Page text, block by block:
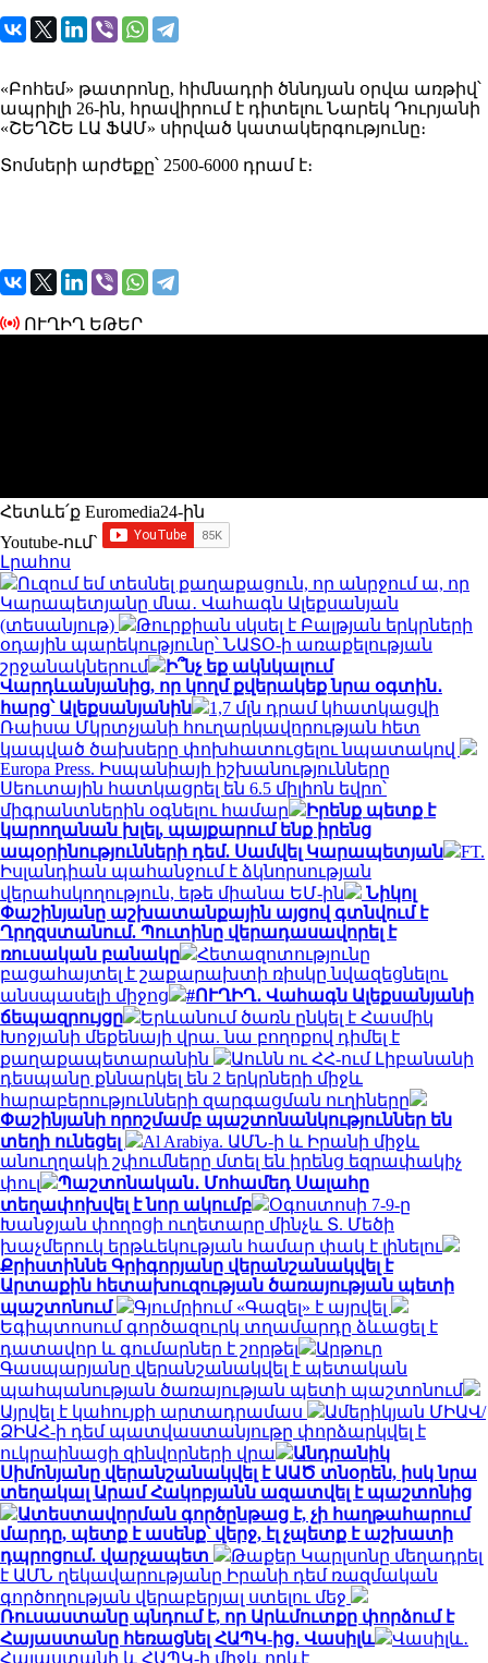
«Բոհեմ» թատրոնը, հիմնադրի ծննդյան օրվա առթիվ՝
ապրիլի 26-ին, հրավիրում է դիտելու Նարեկ Դուրյանի
«ՇԵՂՇԵ ԼԱ ՖԱՄ» սիրված կատակերգությունը։
Տոմսերի արժեքը՝ 2500-6000 դրամ է։
ՈՒՂԻՂ ԵԹԵՐ
Հետևե՛ք Euromedia24-ին
Youtube-ում`
Լրահոս
Ուզում եմ տեսնել քաղաքացուն, որ անրջում ա, որ
Կարապետյանը մնա․ Վահագն Ալեքսանյան
(տեսանյութ)
Թուրքիան սկսել է Բալթյան երկրների
օդային պարեկությունը՝ ՆԱՏՕ-ի առաքելության
շրջանակներում
Ի՞նչ եք ակնկալում
Վարդևանյանից, որ կողմ քվերակեք նրա օգտին․
հարց՝ Ալեքսանյանին
1,7 մլն դրամ կհատկացվի
Ռաիսա Մկրտչյանի հուղարկավորության հետ
կապված ծախսերը փոխհատուցելու նպատակով
Europa Press. Իսպանիայի իշխանությունները
Սեուտային հատկացրել են 6.5 միլիոն եվրո՝
միգրանտներին օգնելու համար
Իրենք պետք է
կարողանան խլել, պայքարում ենք իրենց
ապօրինությունների դեմ. Սամվել Կարապետյան
FT.
Իսլանդիան պահանջում է ձկնորսության
վերահսկողություն, եթե միանա ԵՄ-ին
Նիկոլ
Փաշինյանը աշխատանքային այցով գտնվում է
Ղրղզստանում. Պուտինը վերադասավորել է
ռուսական բանակը
Հետազոտությունը
բացահայտել է շաքարախտի ռիսկը նվազեցնելու
անսպասելի միջոց
#ՈՒՂԻՂ․ Վահագն Ալեքսանյանի
ճեպազրույցը
Երևանում ծառն ընկել է Հասմիկ
Խոջյանի մեքենայի վրա. նա բողոքով դիմել է
քաղաքապետարանին
Աունն ու ՀՀ-ում Լիբանանի
դեսպանը քննարկել են 2 երկրների միջև
հարաբերությունների զարգացման ուղիները
Փաշինյանի որոշմամբ պաշտոնանկություններ են
տեղի ունեցել
Al Arabiya. ԱՄՆ-ի և Իրանի միջև
անուղղակի շփումները մտել են իրենց եզրափակիչ
փուլ
Պաշտոնական․ Մոհամեդ Սալահը
տեղափոխվել է նոր ակումբ
Օգոստոսի 7-9-ը
Խանջյան փողոցի ուղետարը մինչև Տ. Մեծի
խաչմերուկ երթևեկության համար փակ է լինելու
Քրիստիննե Գրիգորյանը վերանշանակվել է
Արտաքին հետախուզության ծառայության պետի
պաշտոնում
Գյումրիում «Գազել» է այրվել
Եգիպտոսում գործազուրկ տղամարդը ձևացել է
դատավոր և գումարներ է շորթել
Արթուր
Գասպարյանը վերանշանակվել է պետական
պահպանության ծառայության պետի պաշտոնում
Այրվել է կահույքի արտադրամաս
Ամերիկյան ՄԻԱՎ/
ՁԻԱՀ-ի դեմ պատվաստանյութը փորձարկվել է
ուկրաինացի զինվորների վրա
Անդրանիկ
Սիմոնյանը վերանշանակվել է ԱԱԾ տնօրեն, իսկ նրա
տեղակալ Արամ Հակոբյանն ազատվել է պաշտոնից
Ատեստավորման գործընթաց է, չի հաղթահարում
մարդը, պետք է ասենք՝ վերջ, էլ չպետք է աշխատի
դպրոցում. վարչապետ
Թաքեր Կարլսոնը մեղադրել
է ԱՄՆ ղեկավարությանը Իրանի դեմ ռազմական
գործողության վերաբերյալ ստելու մեջ
Ռուսաստանը պնդում է, որ Արևմուտքը փորձում է
Հայաստանը հեռացնել ՀԱՊԿ-ից․ Վասիլև
Վասիլև․
Հայաստանի և ՀԱՊԿ-ի միջև որևէ